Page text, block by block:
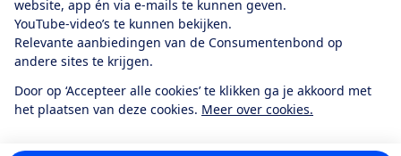
website, app én via e-mails te kunnen geven.
YouTube-video’s te kunnen bekijken.
Relevante aanbiedingen van de Consumentenbond op
andere sites te krijgen.
Door op ‘Accepteer alle cookies’ te klikken ga je akkoord met
het plaatsen van deze cookies. Meer over cookies.
Algemene Voorwaarden
Privacyverklaring
Cookiebeleid
Privacyvoorkeuren
Toegankelijkheid
RSS-feed nieuws
Facebook
TwitterInstagram
YoutubeLinkedIn
12.901consumentenbeoordelen de Consumentenbondmet gemiddeld